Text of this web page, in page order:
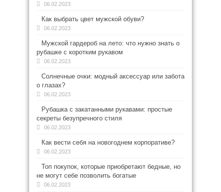
06.02.2023
Как выбрать цвет мужской обуви?
06.02.2023
Мужской гардероб на лето: что нужно знать о
рубашке с коротким рукавом
06.02.2023
Солнечные очки: модный аксессуар или забота
о глазах?
06.02.2023
Рубашка с закатанными рукавами: простые
секреты безупречного стиля
06.02.2023
Как вести себя на новогоднем корпоративе?
06.02.2023
Топ покупок, которые приобретают бедные, но
не могут себе позволить богатые
06.02.2023